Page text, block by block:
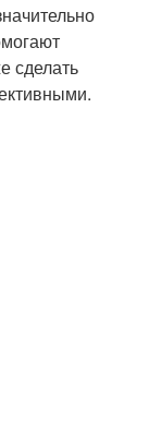
сделать